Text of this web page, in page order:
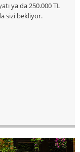
ya da 250.000 TL
sizi bekliyor.